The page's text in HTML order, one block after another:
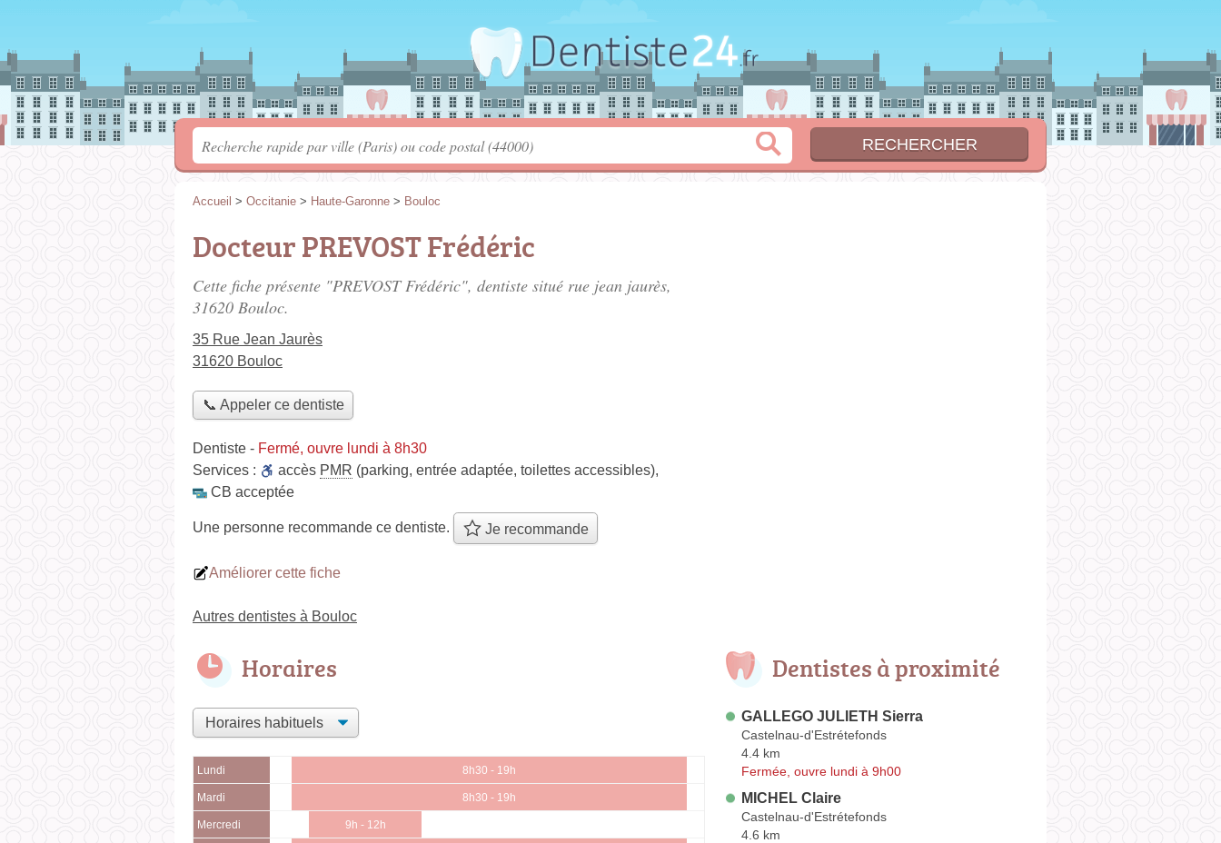
Accueil > Occitanie > Haute-Garonne > Bouloc
Docteur PREVOST Frédéric
Cette fiche présente "PREVOST Frédéric", dentiste situé rue jean jaurès,
31620 Bouloc.
35 Rue Jean Jaurès
31620 Bouloc
📞 Appeler ce dentiste
Dentiste - Fermé, ouvre lundi à 8h30
Services :
accès PMR (parking, entrée adaptée, toilettes accessibles),
CB acceptée
Une personne recommande ce dentiste. Je recommande
Améliorer cette fiche
Autres dentistes à Bouloc
Horaires
Lundi 8h30 - 19h
Mardi 8h30 - 19h
Mercredi 9h - 12h
Dentistes à proximité
GALLEGO JULIETH Sierra
Castelnau-d'Estrétefonds
4.4 km
Fermée, ouvre lundi à 9h00
MICHEL Claire
Castelnau-d'Estrétefonds
4.6 km